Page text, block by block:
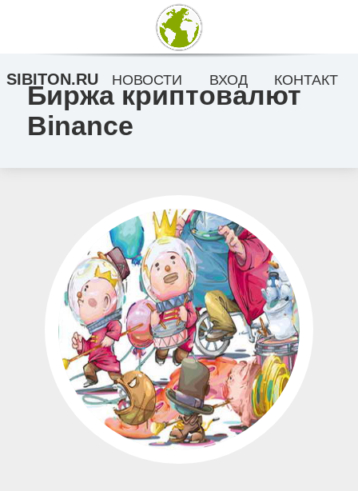
Биржа криптовалют
Binance
SIBITON.RU НОВОСТИ ВХОД КОНТАКТ